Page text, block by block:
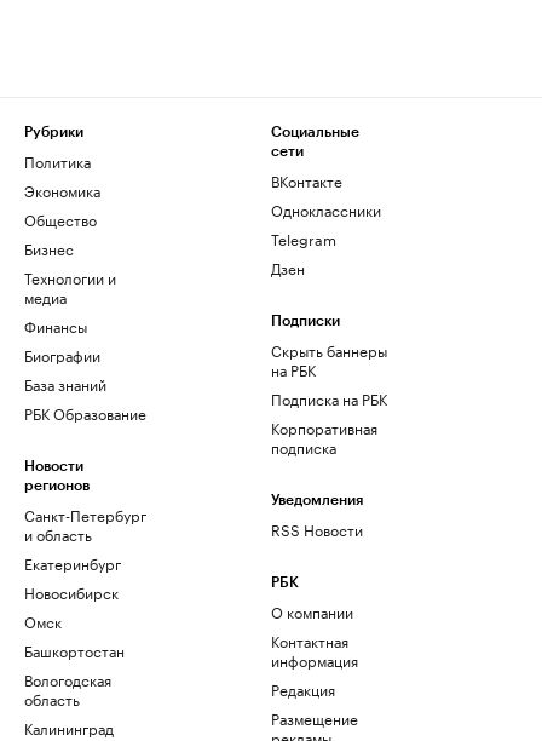
Рубрики
Политика
Экономика
Общество
Бизнес
Технологии и
медиа
Финансы
Биографии
База знаний
РБК Образование
Новости
регионов
Санкт-Петербург
и область
Екатеринбург
Новосибирск
Омск
Башкортостан
Вологодская
область
Калининград
Социальные
сети
ВКонтакте
Одноклассники
Telegram
Дзен
Подписки
Скрыть баннеры
на РБК
Подписка на РБК
Корпоративная
подписка
Уведомления
RSS Новости
РБК
О компании
Контактная
информация
Редакция
Размещение